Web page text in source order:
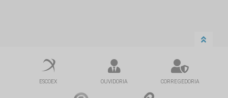
ESCOEX OUVIDORIA CORREGEDORIA